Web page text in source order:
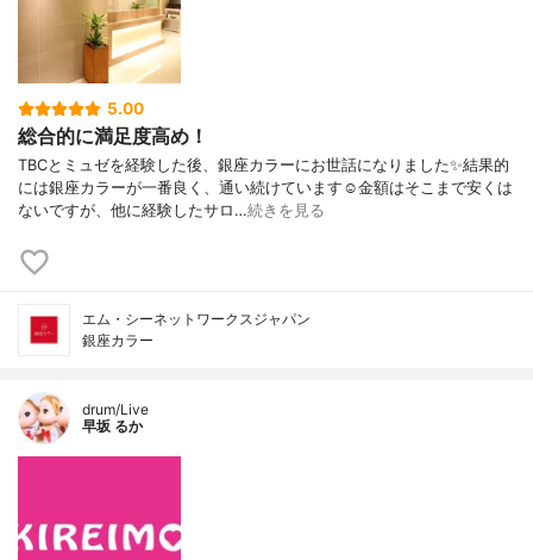
5.00
総合的に満足度高め！
TBCとミュゼを経験した後、銀座カラーにお世話になりました✨結果的
には銀座カラーが一番良く、通い続けています☺️金額はそこまで安くは
ないですが、他に経験したサロ…続きを見る
エム・シーネットワークスジャパン
銀座カラー
drum/Live
早坂 るか